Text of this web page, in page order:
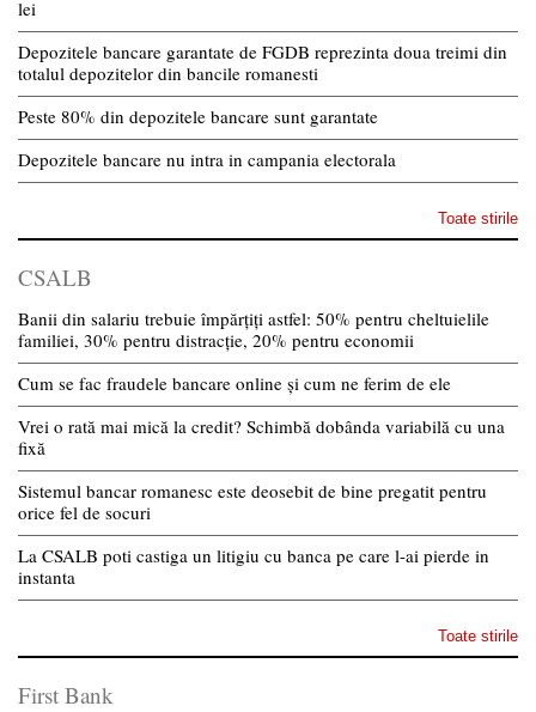
lei
Depozitele bancare garantate de FGDB reprezinta doua treimi din
totalul depozitelor din bancile romanesti
Peste 80% din depozitele bancare sunt garantate
Depozitele bancare nu intra in campania electorala
Toate stirile
CSALB
Banii din salariu trebuie împărțiți astfel: 50% pentru cheltuielile
familiei, 30% pentru distracție, 20% pentru economii
Cum se fac fraudele bancare online și cum ne ferim de ele
Vrei o rată mai mică la credit? Schimbă dobânda variabilă cu una
fixă
Sistemul bancar romanesc este deosebit de bine pregatit pentru
orice fel de socuri
La CSALB poti castiga un litigiu cu banca pe care l-ai pierde in
instanta
Toate stirile
First Bank